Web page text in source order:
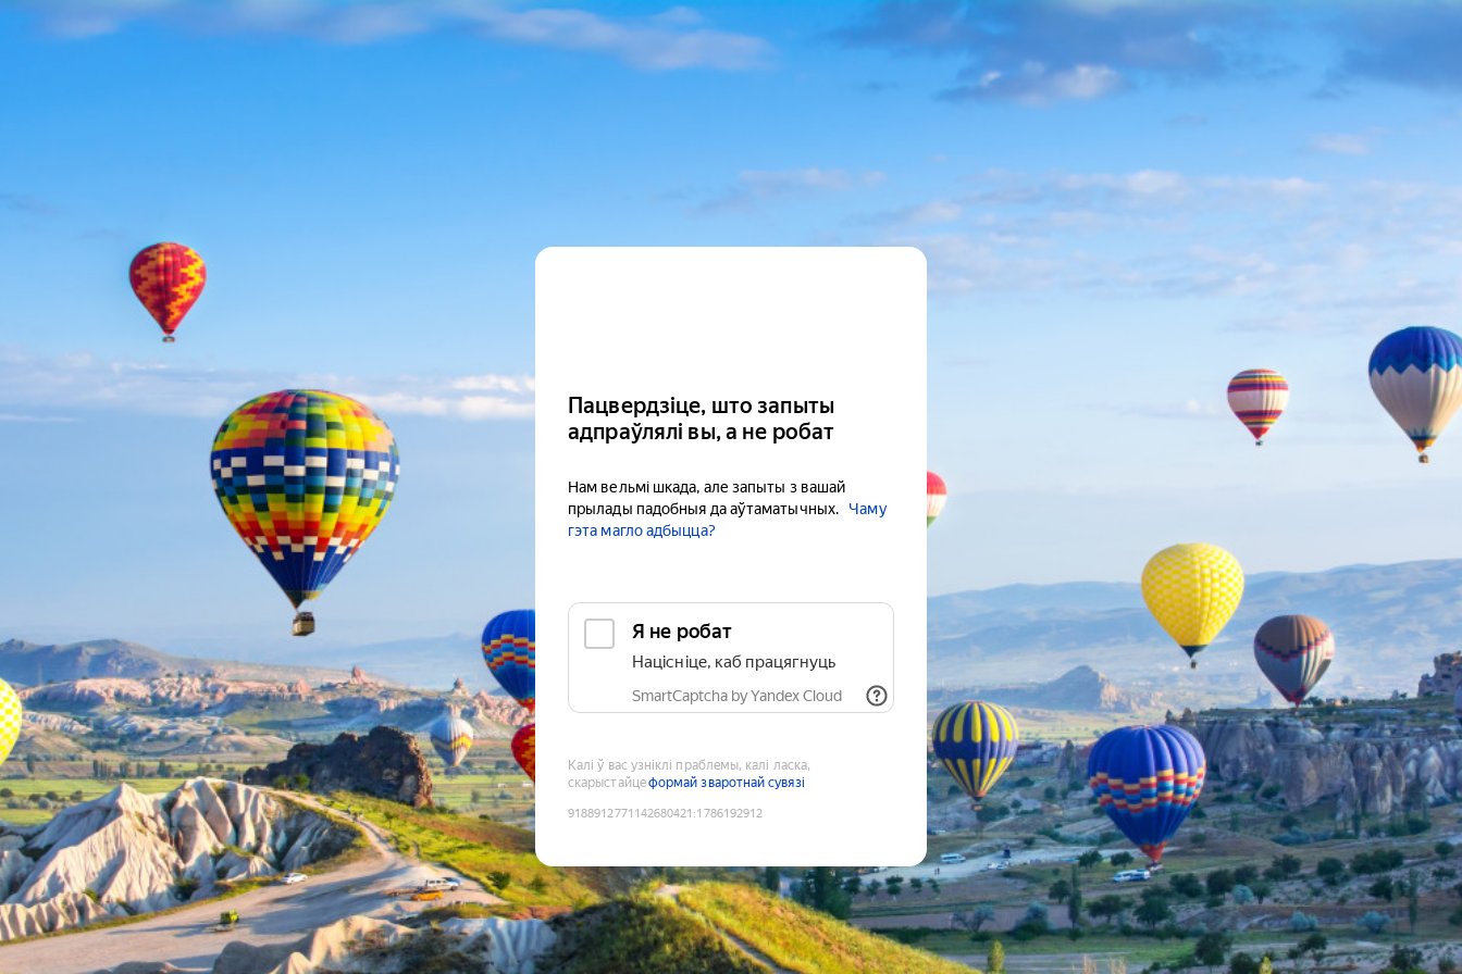
Пацвердзіце, што запыты
адпраўлялі вы, а не робат
Нам вельмі шкада, але запыты з вашай
прылады падобныя да аўтаматычных.
Чаму
гэта магло адбыцца?
Я не робат
Націсніце, каб працягнуць
SmartCaptcha by Yandex Cloud
Калі ў вас узніклі праблемы, калі ласка,
скарыстайцеформай зваротнай сувязі
9188912771142680421 :1786192912